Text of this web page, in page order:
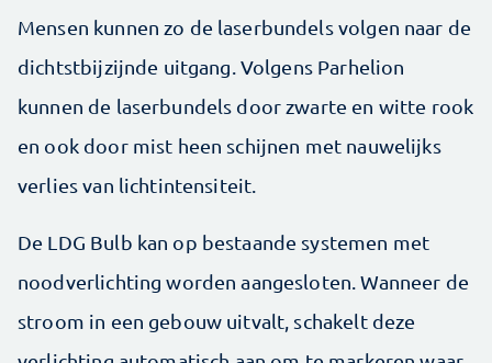
Mensen kunnen zo de laserbundels volgen naar de
dichtstbijzijnde uitgang. Volgens Parhelion
kunnen de laserbundels door zwarte en witte rook
en ook door mist heen schijnen met nauwelijks
verlies van lichtintensiteit.
De LDG Bulb kan op bestaande systemen met
noodverlichting worden aangesloten. Wanneer de
stroom in een gebouw uitvalt, schakelt deze